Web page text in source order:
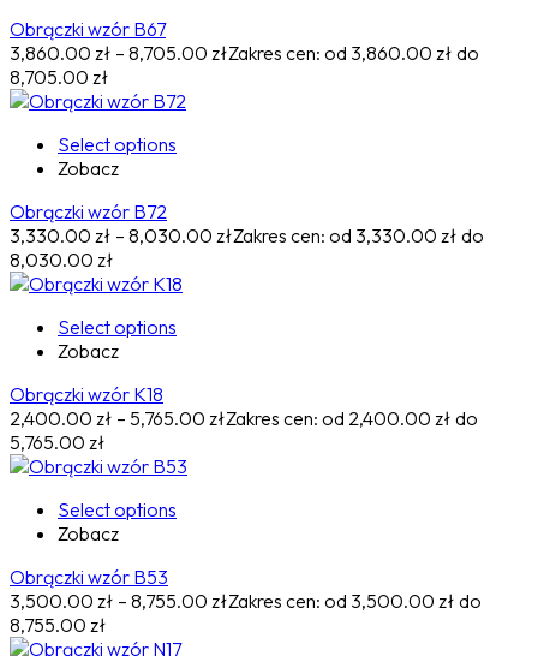
Obrączki wzór B67
3,860.00 zł – 8,705.00 złZakres cen: od 3,860.00 zł do
8,705.00 zł
Select options
Zobacz
Obrączki wzór B72
3,330.00 zł – 8,030.00 złZakres cen: od 3,330.00 zł do
8,030.00 zł
Select options
Zobacz
Obrączki wzór K18
2,400.00 zł – 5,765.00 złZakres cen: od 2,400.00 zł do
5,765.00 zł
Select options
Zobacz
Obrączki wzór B53
3,500.00 zł – 8,755.00 złZakres cen: od 3,500.00 zł do
8,755.00 zł